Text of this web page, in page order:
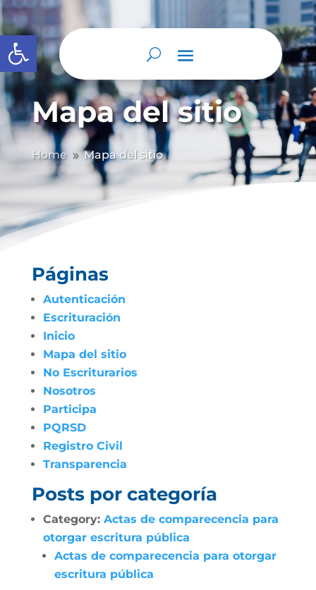
Abrir barra de herramientas
Mapa del sitio
Home 9 Mapa del sitio
Páginas
Autenticación
Escrituración
Inicio
Mapa del sitio
No Escriturarios
Nosotros
Participa
PQRSD
Registro Civil
Transparencia
Posts por categoría
Category: Actas de comparecencia para
otorgar escritura pública
Actas de comparecencia para otorgar
escritura pública